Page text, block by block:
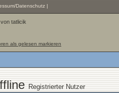
Datenschutz |
tatlicik
als gelesen markieren
Registrierter Nutzer